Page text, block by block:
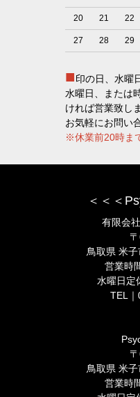
20 21 22
27 28 29
■印の日、水曜
水曜日、または
ければ営業致し
お気軽にお問い
※休業前20時ま
＜＜＜
有限会
鳥取県 米
営業時
水曜日定
TEL
鳥取県 米
営業時